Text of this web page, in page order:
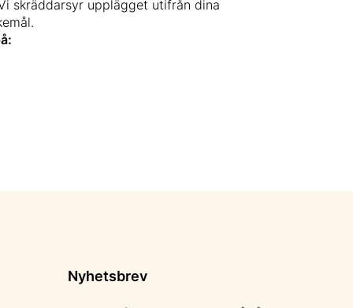
skräddarsyr upplägget utifrån dina
Nyhetsbrev